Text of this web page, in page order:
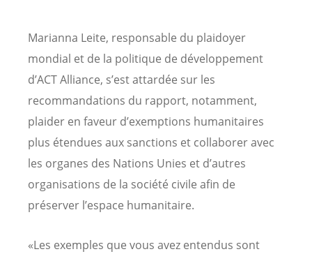
Marianna Leite, responsable du plaidoyer
mondial et de la politique de développement
d’ACT Alliance, s’est attardée sur les
recommandations du rapport, notamment,
plaider en faveur d’exemptions humanitaires
plus étendues aux sanctions et collaborer avec
les organes des Nations Unies et d’autres
organisations de la société civile afin de
préserver l’espace humanitaire.
«Les exemples que vous avez entendus sont